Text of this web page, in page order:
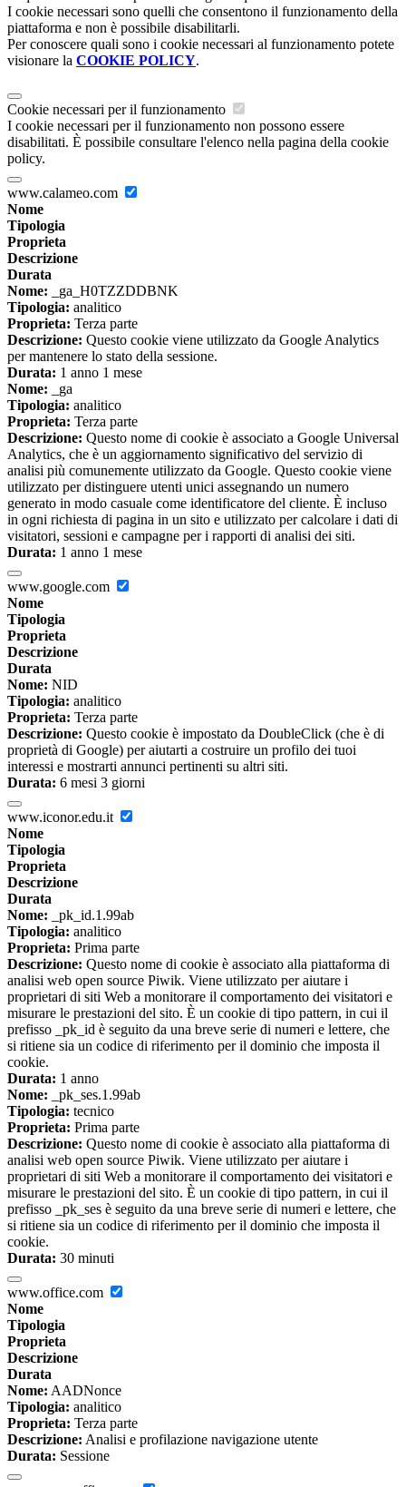
I cookie necessari sono quelli che consentono il funzionamento della
piattaforma e non è possibile disabilitarli.
Per conoscere quali sono i cookie necessari al funzionamento potete
visionare la COOKIE POLICY.
Cookie necessari per il funzionamento
I cookie necessari per il funzionamento non possono essere
disabilitati. È possibile consultare l'elenco nella pagina della cookie
policy.
www.calameo.com
Nome
Tipologia
Proprieta
Descrizione
Durata
Nome: _ga_H0TZZDDBNK
Tipologia: analitico
Proprieta: Terza parte
Descrizione: Questo cookie viene utilizzato da Google Analytics
per mantenere lo stato della sessione.
Durata: 1 anno 1 mese
Nome: _ga
Tipologia: analitico
Proprieta: Terza parte
Descrizione: Questo nome di cookie è associato a Google Universal
Analytics, che è un aggiornamento significativo del servizio di
analisi più comunemente utilizzato da Google. Questo cookie viene
utilizzato per distinguere utenti unici assegnando un numero
generato in modo casuale come identificatore del cliente. È incluso
in ogni richiesta di pagina in un sito e utilizzato per calcolare i dati di
visitatori, sessioni e campagne per i rapporti di analisi dei siti.
Durata: 1 anno 1 mese
www.google.com
Nome
Tipologia
Proprieta
Descrizione
Durata
Nome: NID
Tipologia: analitico
Proprieta: Terza parte
Descrizione: Questo cookie è impostato da DoubleClick (che è di
proprietà di Google) per aiutarti a costruire un profilo dei tuoi
interessi e mostrarti annunci pertinenti su altri siti.
Durata: 6 mesi 3 giorni
www.iconor.edu.it
Nome
Tipologia
Proprieta
Descrizione
Durata
Nome: _pk_id.1.99ab
Tipologia: analitico
Proprieta: Prima parte
Descrizione: Questo nome di cookie è associato alla piattaforma di
analisi web open source Piwik. Viene utilizzato per aiutare i
proprietari di siti Web a monitorare il comportamento dei visitatori e
misurare le prestazioni del sito. È un cookie di tipo pattern, in cui il
prefisso _pk_id è seguito da una breve serie di numeri e lettere, che
si ritiene sia un codice di riferimento per il dominio che imposta il
cookie.
Durata: 1 anno
Nome: _pk_ses.1.99ab
Tipologia: tecnico
Proprieta: Prima parte
Descrizione: Questo nome di cookie è associato alla piattaforma di
analisi web open source Piwik. Viene utilizzato per aiutare i
proprietari di siti Web a monitorare il comportamento dei visitatori e
misurare le prestazioni del sito. È un cookie di tipo pattern, in cui il
prefisso _pk_ses è seguito da una breve serie di numeri e lettere, che
si ritiene sia un codice di riferimento per il dominio che imposta il
cookie.
Durata: 30 minuti
www.office.com
Nome
Tipologia
Proprieta
Descrizione
Durata
Nome: AADNonce
Tipologia: analitico
Proprieta: Terza parte
Descrizione: Analisi e profilazione navigazione utente
Durata: Sessione